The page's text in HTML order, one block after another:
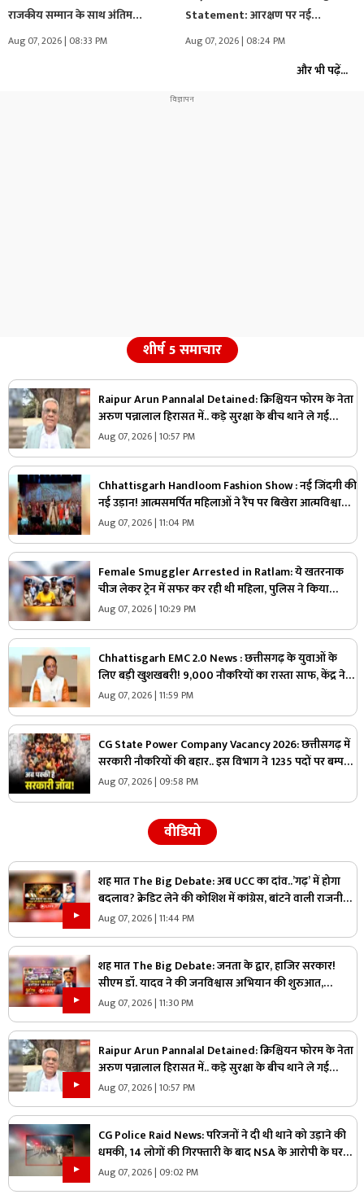
राजकीय सम्मान के साथ अंतिम…
Aug 07, 2026 | 08:33 PM
Statement: आरक्षण पर नई
सियासत!…मोहन…
Aug 07, 2026 | 08:24 PM
और भी पढ़ें...
शीर्ष 5 समाचार
Raipur Arun Pannalal Detained: क्रिश्चियन फोरम के नेता
अरुण पन्नालाल हिरासत में.. कड़े सुरक्षा के बीच थाने ले गई
पुलिस, जानें क्या है आरोप
Aug 07, 2026 | 10:57 PM
Chhattisgarh Handloom Fashion Show : नई जिंदगी की
नई उड़ान! आत्मसमर्पित महिलाओं ने रैंप पर बिखेरा आत्मविश्वास,
तस्वीरें जीत लेंगी आपका दिल
Aug 07, 2026 | 11:04 PM
Female Smuggler Arrested in Ratlam: ये खतरनाक
चीज लेकर ट्रेन में सफर कर रही थी महिला, पुलिस ने किया
गिरफ्तार, जांच में सामने आई चौंकाने वाली सच्चाई
Aug 07, 2026 | 10:29 PM
Chhattisgarh EMC 2.0 News : छत्तीसगढ़ के युवाओं के
लिए बड़ी खुशखबरी! 9,000 नौकरियों का रास्ता साफ, केंद्र ने
दी मेगा प्रोजेक्ट को मंजूरी
Aug 07, 2026 | 11:59 PM
CG State Power Company Vacancy 2026: छत्तीसगढ़ में
सरकारी नौकरियों की बहार.. इस विभाग ने 1235 पदों पर बम्पर
भर्ती, डाटा एंट्री ऑपरेटर के ही 400 पद
Aug 07, 2026 | 09:58 PM
वीडियो
शह मात The Big Debate: अब UCC का दांव..’गढ़’ में होगा
बदलाव? क्रेडिट लेने की कोशिश में कांग्रेस, बांटने वाली राजनीति
पर क्या है सरकार का जवाब?
Aug 07, 2026 | 11:44 PM
शह मात The Big Debate: जनता के द्वार, हाजिर सरकार!
सीएम डॉ. यादव ने की जनविश्वास अभियान की शुरुआत,
जनविश्वास मुहीम से क्या मजबूत होगी जमीनी पकड़
Aug 07, 2026 | 11:30 PM
Raipur Arun Pannalal Detained: क्रिश्चियन फोरम के नेता
अरुण पन्नालाल हिरासत में.. कड़े सुरक्षा के बीच थाने ले गई
पुलिस, जानें क्या है आरोप
Aug 07, 2026 | 10:57 PM
CG Police Raid News: परिजनों ने दी थी थाने को उड़ाने की
धमकी, 14 लोगों की गिरफ्तारी के बाद NSA के आरोपी के घर
पुलिस ने मारा छापा, जांच में मिली ये चौंकाने वाली चीज
Aug 07, 2026 | 09:02 PM